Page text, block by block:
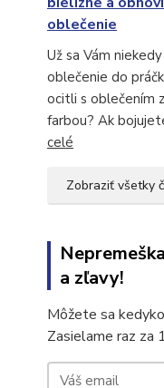
oblečenie
Už sa Vám
oblečenie do
ocitli s oblečením
farbou? Ak
celé
Zobraziť všetky
a zľavy!
Môžete sa
Zasielame raz za